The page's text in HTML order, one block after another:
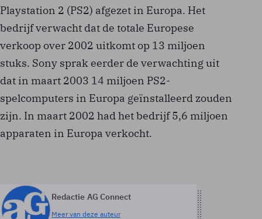
Playstation 2 (PS2) afgezet in Europa. Het
bedrijf verwacht dat de totale Europese
verkoop over 2002 uitkomt op 13 miljoen
stuks. Sony sprak eerder de verwachting uit
dat in maart 2003 14 miljoen PS2-
spelcomputers in Europa geïnstalleerd zouden
zijn. In maart 2002 had het bedrijf 5,6 miljoen
apparaten in Europa verkocht.
Redactie AG Connect
Meer van deze auteur